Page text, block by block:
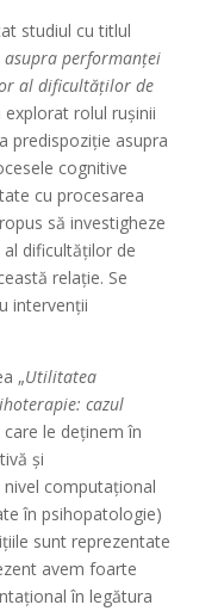
studiul cu titlul
performanței
al dificultăților de
explorat rolul rușinii
predispoziție asupra
cognitive
cu procesarea
să investigheze
dificultăților de
relație. Se
intervenții
„Utilitatea
cazul
le deținem în
şi
computațional
în psihopatologie)
sunt reprezentate
avem foarte
în legătura